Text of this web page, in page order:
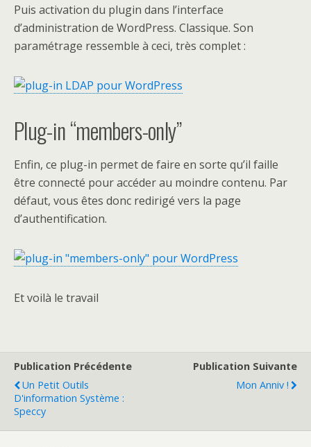
Puis activation du plugin dans l’interface
d’administration de WordPress. Classique. Son
paramétrage ressemble à ceci, très complet :
Plug-in “members-only”
Enfin, ce plug-in permet de faire en sorte qu’il faille
être connecté pour accéder au moindre contenu. Par
défaut, vous êtes donc redirigé vers la page
d’authentification.
Et voilà le travail
Publication Précédente
Un Petit Outils
D'information Système :
Speccy
Publication Suivante
Mon Anniv !